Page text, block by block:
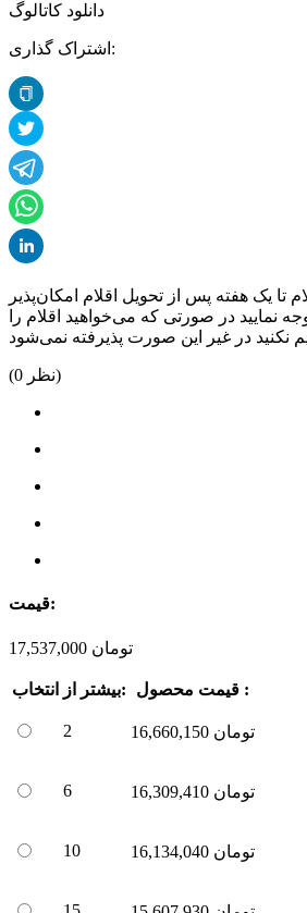
دانلود کاتالوگ
اشتراک گذاری:
تا یک هفته پس از تحویل اقلام امکان‌پذیر
نمایید در صورتی که می‌خواهید اقلام را
(0 نظر)
قیمت:
17,537,000 تومان
انتخاب بیشتر از: قیمت محصول :
2 16,660,150 تومان
6 16,309,410 تومان
10 16,134,040 تومان